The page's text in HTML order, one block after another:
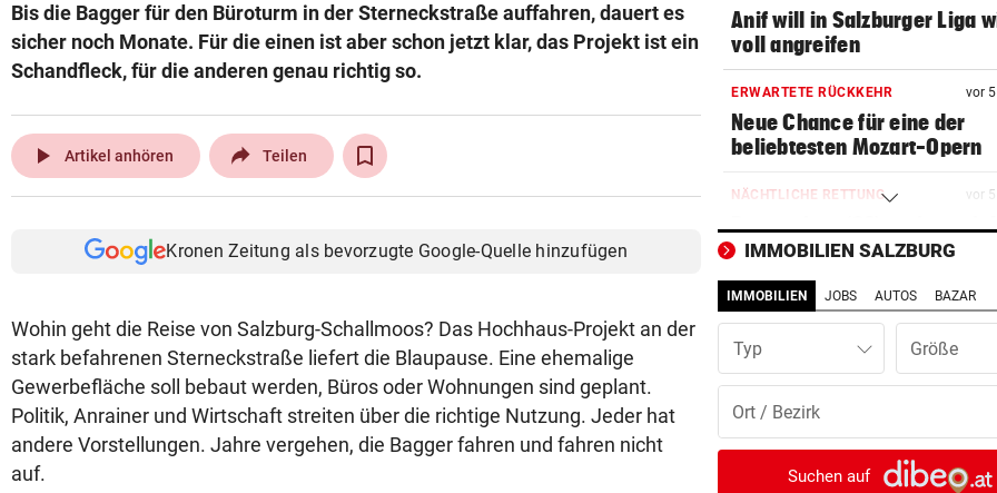
Bis die Bagger für den Büroturm in der Sterneckstraße auffahren, dauert es
sicher noch Monate. Für die einen ist aber schon jetzt klar, das Projekt ist ein
Schandfleck, für die anderen genau richtig so.
play_arrow Artikel anhören Teilen
Kronen Zeitung als bevorzugte Google-Quelle hinzufügen
Wohin geht die Reise von Salzburg-Schallmoos? Das Hochhaus-Projekt an der
stark befahrenen Sterneckstraße liefert die Blaupause. Eine ehemalige
Gewerbefläche soll bebaut werden, Büros oder Wohnungen sind geplant.
Politik, Anrainer und Wirtschaft streiten über die richtige Nutzung. Jeder hat
andere Vorstellungen. Jahre vergehen, die Bagger fahren und fahren nicht
auf.
Anif will in Salzburger Liga
voll angreifen
ERWARTETE RÜCKKEHR vor
Neue Chance für eine der
beliebtesten Mozart-Opern
NÄCHTLICHE RETTUNG vor
Bergsteiger (38) verirrte
Hochkönig
BLITZEINSCHLÄGE vor 7
Waldbrände forderten
Feuerwehren
vor
Überfuhrsteg: Haft!
IMMOBILIEN SALZBURG
IMMOBILIEN JOBS AUTOS BAZAR
Typ
Suchen auf